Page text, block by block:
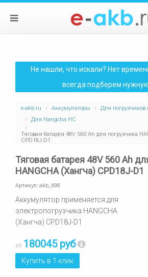
Не нашли, что искали? Нет
всегда подберем
e-akb.ru Аккумуляторы
Для погрузчиков
Для Hangcha HC
Тяговая батарея 48V 560 Ah для погрузчика
CPD18J-D1
Тяговая батарея 48V 560 Ah
HANGCHA (Хангча) CPD18J-D1
Артикул: akb_698
Аккумулятор применяется для
электропогрузчика HANGCHA
(Хангча) CPD18J-D1
от 180045 руб
Купить в 1 клик